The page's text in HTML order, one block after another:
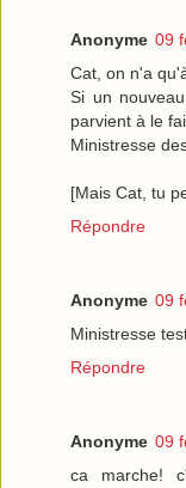
Anonyme 09
Cat, on n'a
Si un
parvient à le
Ministresse
[Mais Cat, tu
Répondre
Anonyme 09
Ministresse
Répondre
Anonyme 09
ca marche!